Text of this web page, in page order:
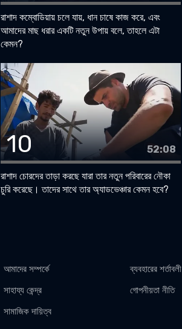
রাশাদ কম্বোডিয়ায় চলে যায়, ধান চাষে কাজ করে, এবং
আমাদের মাছ ধরার একটি নতুন উপায় বলে, তাহলে এটা
কেমন?
10 52:08
রাশাদ চোরদের তাড়া করছে যারা তার নতুন পরিবারের নৌকা
চুরি করেছে। তাদের সাথে তার অ্যাডভেঞ্চার কেমন হবে?
আমাদের সম্পর্কে
সাহায্য কেন্দ্র
সামাজিক দায়িত্ব
ব্যবহারের শর্তাবলী
গোপনীয়তা নীতি